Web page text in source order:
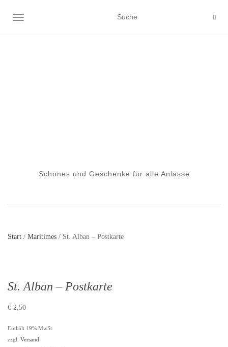
NAVIGATION EIN-/AUSSCHALTEN
Schönes und Geschenke für alle Anlässe
Start / Maritimes / St. Alban – Postkarte
St. Alban – Postkarte
€ 2,50
Enthält 19% MwSt.
zzgl. Versand